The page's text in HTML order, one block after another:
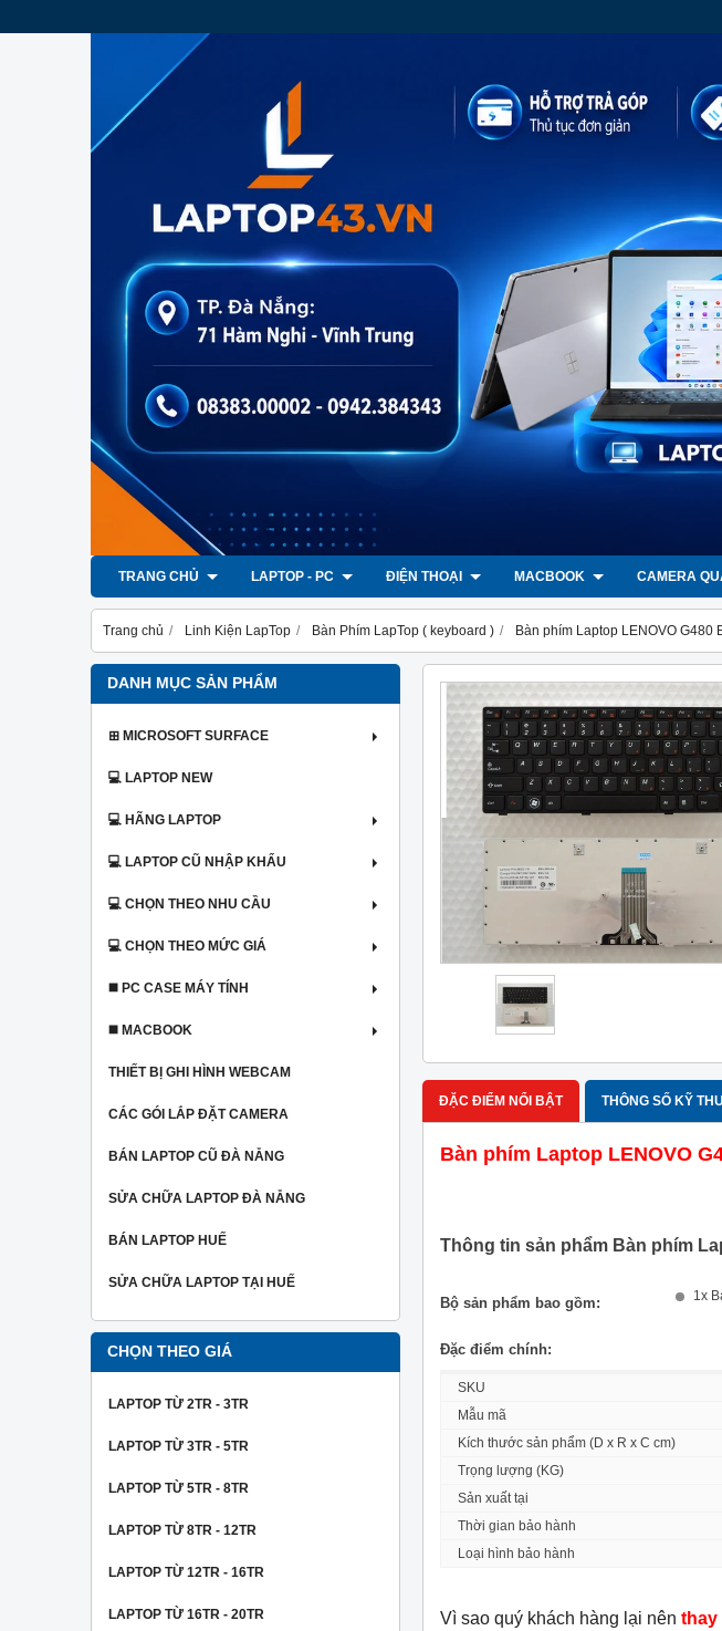
TRANG CHỦ LAPTOP - PC ĐIỆN THOẠI MACBOOK CAMERA
Trang chủ Linh Kiện LapTop Bàn Phím LapTop ( keyboard ) Bàn phím Laptop LENOVO G480
DANH MỤC SẢN PHẨM
⊞ MICROSOFT SURFACE
💻 LAPTOP NEW
💻 HÃNG LAPTOP
💻 LAPTOP CŨ NHẬP KHẨU
💻 CHỌN THEO NHU CẦU
💻 CHỌN THEO MỨC GIÁ
◼️ PC CASE MÁY TÍNH
◼️ MACBOOK
THIẾT BỊ GHI HÌNH WEBCAM
CÁC GÓI LẮP ĐẶT CAMERA
BÁN LAPTOP CŨ ĐÀ NẴNG
SỬA CHỮA LAPTOP ĐÀ NẴNG
BÁN LAPTOP HUẾ
SỬA CHỮA LAPTOP TẠI HUẾ
CHỌN THEO GIÁ
LAPTOP TỪ 2TR - 3TR
LAPTOP TỪ 3TR - 5TR
LAPTOP TỪ 5TR - 8TR
LAPTOP TỪ 8TR - 12TR
LAPTOP TỪ 12TR - 16TR
LAPTOP TỪ 16TR - 20TR
ĐẶC ĐIỂM NỔI BẬT THÔNG SỐ KỸ
Bàn phím Laptop LENOVO
Thông tin sản phẩm Bàn phím
Bộ sản phẩm bao gồm: 1x
Đặc điểm chính:
SKU
Mẫu mã
Kích thước sản phẩm (D x R x C cm)
Trọng lượng (KG)
Sản xuất tại
Thời gian bảo hành
Loại hình bảo hành
Vì sao quý khách hàng lại nên thay